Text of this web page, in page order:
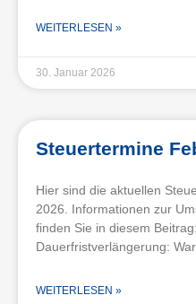
WEITERLESEN »
30. Januar 2026
Steuertermine
Hier sind die aktuellen
2026. Informationen zur
finden Sie in diesem
Dauerfristverlängerung:
WEITERLESEN »